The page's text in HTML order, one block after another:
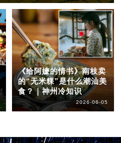
《给阿嬷的情书》南枝卖
的“无米粿”是什么潮汕美
食？｜神州冷知识
2026-06-05